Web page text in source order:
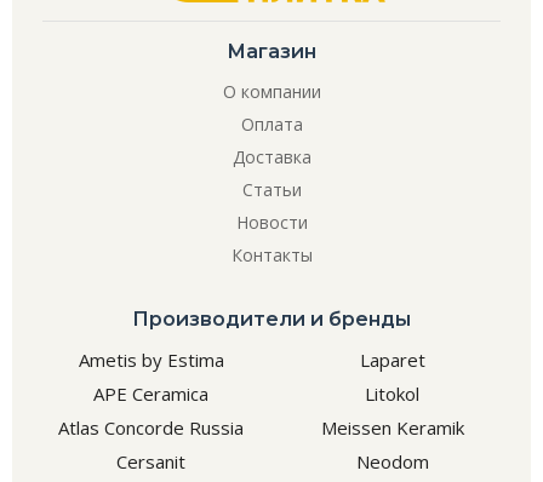
Магазин
О компании
Оплата
Доставка
Статьи
Новости
Контакты
Производители и бренды
Ametis by Estima
APE Ceramica
Atlas Concorde Russia
Cersanit
Laparet
Litokol
Meissen Keramik
Neodom